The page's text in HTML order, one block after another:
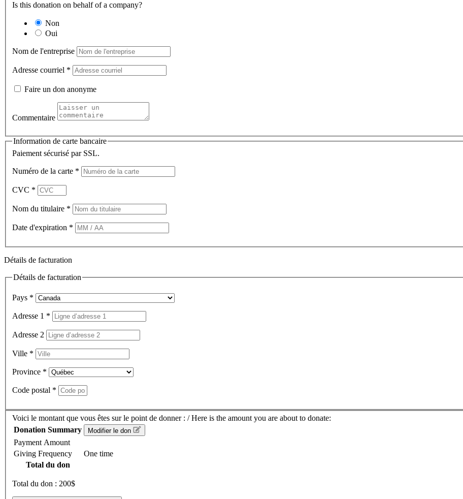
Is this donation on behalf of a company?
Non
Oui
Nom de l'entreprise
Adresse courriel *
Faire un don anonyme
Commentaire
Information de carte bancaire
Paiement sécurisé par SSL.
Numéro de la carte *
CVC *
Nom du titulaire *
Date d'expiration *
Détails de facturation
Détails de facturation
Pays *
Adresse 1 *
Adresse 2
Ville *
Province *
Code postal *
Voici le montant que vous êtes sur le point de donner : / Here is the amount you are about to donate:
Donation Summary
Modifier le don
Payment Amount
Giving Frequency
One time
Total du don
Total du don : 200$